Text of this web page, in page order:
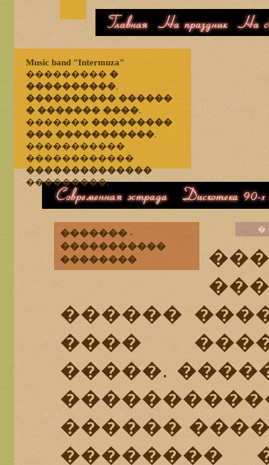
������� ��������
����������� �������
Music band "Intermuza"
��������� �
����������.
���������� ������
� ������� ����.
������� ���������
��� �����������.
�����������
������������
��������������
���������.
������� -
�����������
��������
������
����
�����.
������
��������